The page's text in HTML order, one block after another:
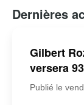
Dernières
Gilbert
versera
Publié le